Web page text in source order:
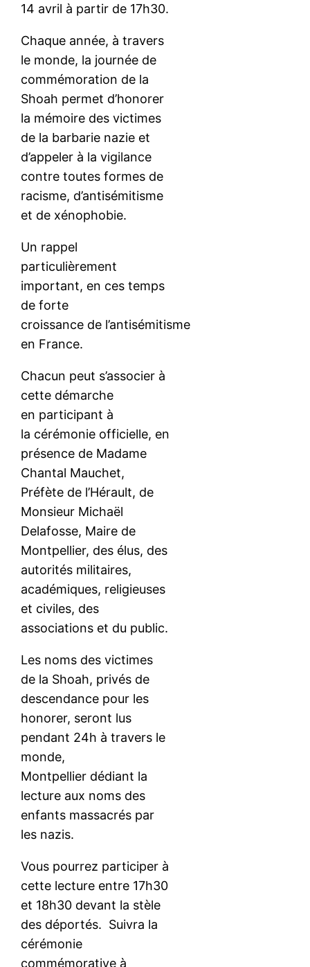
14 avril à partir de 17h30.
Chaque année, à travers
le monde, la journée de
commémoration de la
Shoah permet d’honorer
la mémoire des victimes
de la barbarie nazie et
d’appeler à la vigilance
contre toutes formes de
racisme, d’antisémitisme
et de xénophobie.
Un rappel
particulièrement
important, en ces temps
de forte
croissance de l’antisémitisme
en France.
Chacun peut s’associer à
cette démarche
en participant à
la cérémonie officielle, en
présence de Madame
Chantal Mauchet,
Préfète de l’Hérault, de
Monsieur Michaël
Delafosse, Maire de
Montpellier, des élus, des
autorités militaires,
académiques, religieuses
et civiles, des
associations et du public.
Les noms des victimes
de la Shoah, privés de
descendance pour les
honorer, seront lus
pendant 24h à travers le
monde,
Montpellier dédiant la
lecture aux noms des
enfants massacrés par
les nazis.
Vous pourrez participer à
cette lecture entre 17h30
et 18h30 devant la stèle
des déportés. Suivra la
cérémonie
commémorative à